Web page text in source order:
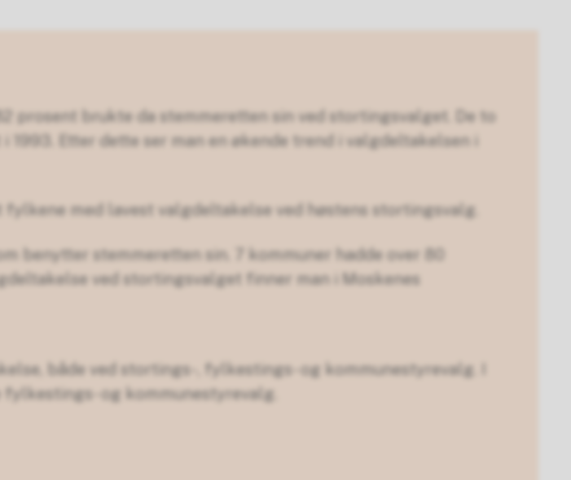
prosent brukte da stemmeretten sin ved stortingsvalget. De to
Etter dette ser man en økende trend i valgdeltakelsen i
med lavest valgdeltakelse ved høstens stortingsvalg.
benytter stemmeretten sin. 7 kommuner hadde over 80
ved stortingsvalget finner man i Moskenes
både ved stortings-, fylkestings- og kommunestyrevalg. I
og kommunestyrevalg.